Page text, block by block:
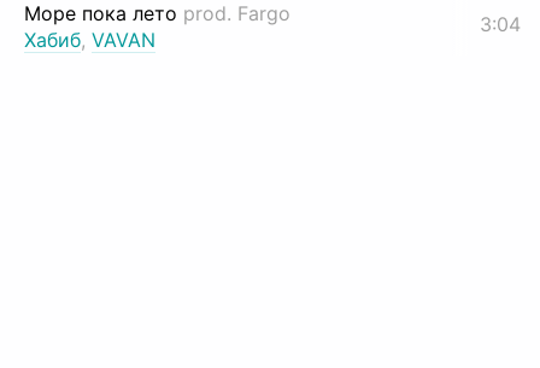
Море пока лето prod. Fargo
Хабиб, VAVAN
3:04